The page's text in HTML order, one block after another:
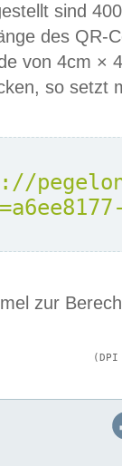
sind
des QR-
von 4cm ×
so setzt
zur